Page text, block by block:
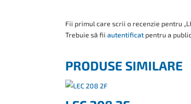
Fii primul care scrii o recenzie pentru
Trebuie să fiiautentificat pentru a
PRODUSE SIMILARE